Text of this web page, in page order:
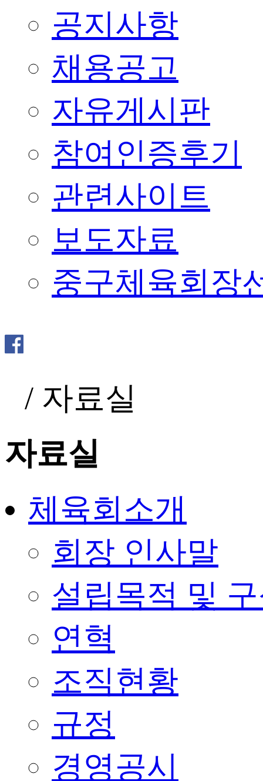
공지사항
채용공고
자유게시판
참여인증후기
관련사이트
보도자료
중구체육회장
/ 자료실
자료실
체육회소개
회장 인사말
설립목적 및
연혁
조직현황
규정
경영공시